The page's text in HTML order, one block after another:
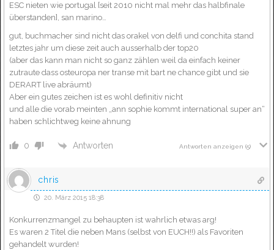
ESC nieten wie portugal [seit 2010 nicht mal mehr das halbfinale
überstanden], san marino…
gut, buchmacher sind nicht das orakel von delfi und conchita stand
letztes jahr um diese zeit auch ausserhalb der top20
(aber das kann man nicht so ganz zählen weil da einfach keiner
zutraute dass osteuropa ner transe mit bart ne chance gibt und sie
DERART live abräumt)
Aber ein gutes zeichen ist es wohl definitiv nicht
und alle die vorab meinten „ann sophie kommt international super an“
haben schlichtweg keine ahnung
0 Antworten Antworten anzeigen (5)
chris
20. März 2015 18:38
Konkurrenzmangel zu behaupten ist wahrlich etwas arg!
Es waren 2 Titel die neben Mans (selbst von EUCH!!) als Favoriten
gehandelt wurden!